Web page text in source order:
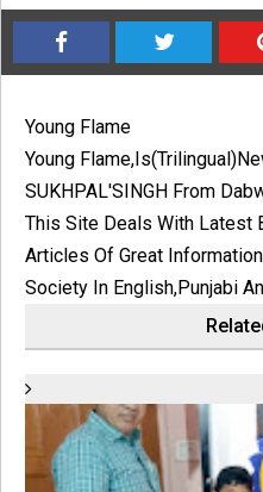
Young Flame
Young
SUKHPAL'SINGH From
This Site Deals With Latest
Articles Of Great
Society In English,Punjabi